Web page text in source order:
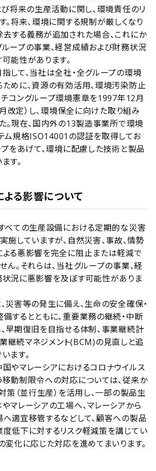
び将来の生産活動に関し、環境責任のリ
。将来、環境に関する規制が厳しくなり
する義務が追加された場合、これにか
ープの事業、経営成績および財務状況
能性があります。
して、当社は全社・全グループの環境
めに、資源の有効活用、環境汚染防止
コングループ環境憲章を1997年12月
改定）し、環境保全に向けた取り組み
。現在、国内外の13製造事業所で環境
ム規格ISO14001の認証を取得してお
プをあげて、環境に配慮した技術と製品
す。
よる影響について
べての生産設備における定期的な災害
施していますが、自然災害、事故、情勢
る悪影響を完全に阻止または軽減で
ん。それらは、当社グループの事業、経
況に悪影響を及ぼす可能性がありま
災害等の発生に備え、生命の安全確保・
するとともに、重要業務の継続・中断
早期復旧を目指せる体制、事業継続計
継続マネジメント(BCM)の見直しと追
ます。
やマレーシアにおけるコロナウイルス
動制限令への対応については、従来か
策（並行生産）を活用し、一部の製品生
マレーシアの工場へ、マレーシアから
適宜移管するなどして、顧客への製品
低下に対するリスク軽減策を講じてい
変化に応じた対応を進めてまいります。